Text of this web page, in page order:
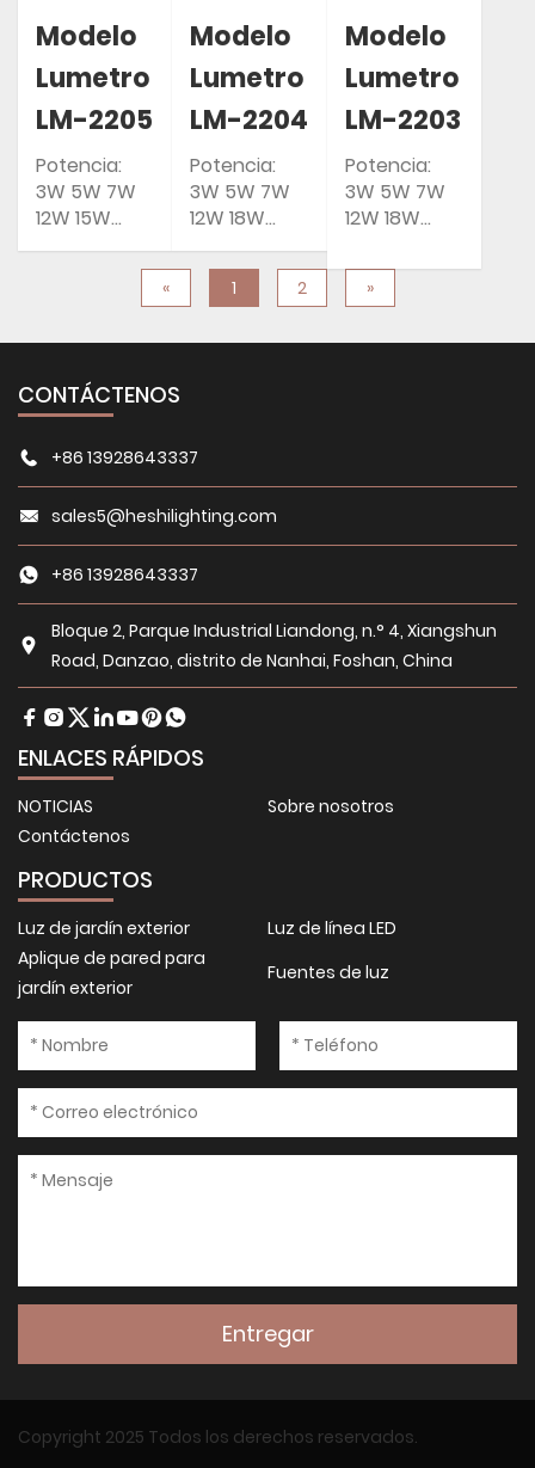
Modelo
Lumetro
LM-2205
Potencia:
3W 5W 7W
12W 15W
IP: IP67
Modelo
Lumetro
LM-2204
Potencia:
3W 5W 7W
12W 18W
85-265 V
50/60 Hz
IP: IP67
Modelo
Lumetro
LM-2203
Potencia:
3W 5W 7W
12W 18W
85-265 V
50/60 Hz
IP: IP67
« 1 2 »
CONTÁCTENOS
+86 13928643337
sales5@heshilighting.com
+86 13928643337
Bloque 2, Parque Industrial Liandong, n.° 4, Xiangshun
Road, Danzao, distrito de Nanhai, Foshan, China
ENLACES RÁPIDOS
NOTICIAS
Sobre nosotros
Contáctenos
PRODUCTOS
Luz de jardín exterior
Luz de línea LED
Aplique de pared para
jardín exterior
Fuentes de luz
Entregar
Copyright 2025 Todos los derechos reservados.